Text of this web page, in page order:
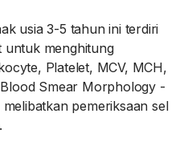
usia 3-5 tahun ini terdiri
untuk menghitung
Platelet, MCV, MCH,
Smear Morphology -
pemeriksaan sel